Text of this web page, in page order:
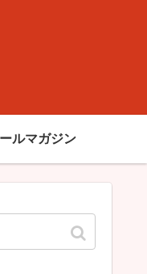
ルマガジン